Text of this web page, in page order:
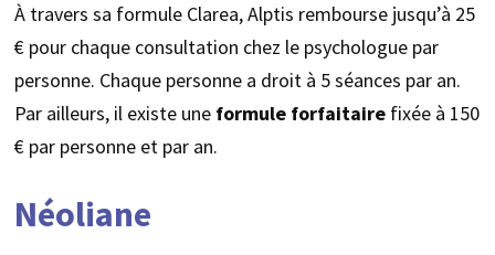
À travers sa formule Clarea, Alptis rembourse jusqu’à 25
€ pour chaque consultation chez le psychologue par
personne. Chaque personne a droit à 5 séances par an.
Par ailleurs, il existe une formule forfaitairefixée à 150
€ par personne et par an.
Néoliane